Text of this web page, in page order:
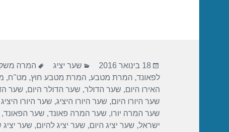
o
o
k
פורסם
בתאריך
18 בינואר 2016 קטגוריות
שער יציג תגיות
המרה
לפאונד, המרת מטבע, המרת מטבע חוץ, מט"ח,
האירו היום, שער הדולר, שער הדולר היום, שער
שער היורו היום, שער היורו היציג, שער היורו
שער המרה יורו, שער המרה פאונד, שער הפאונד,
ישראל, שער יציג היום, שער יציג להיום, שער